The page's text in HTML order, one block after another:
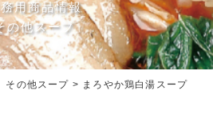
用商品情報
の他スープ」
その他スープ > まろやか鶏白湯スープ